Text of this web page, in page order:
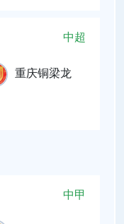
中超
重庆铜梁龙
中甲